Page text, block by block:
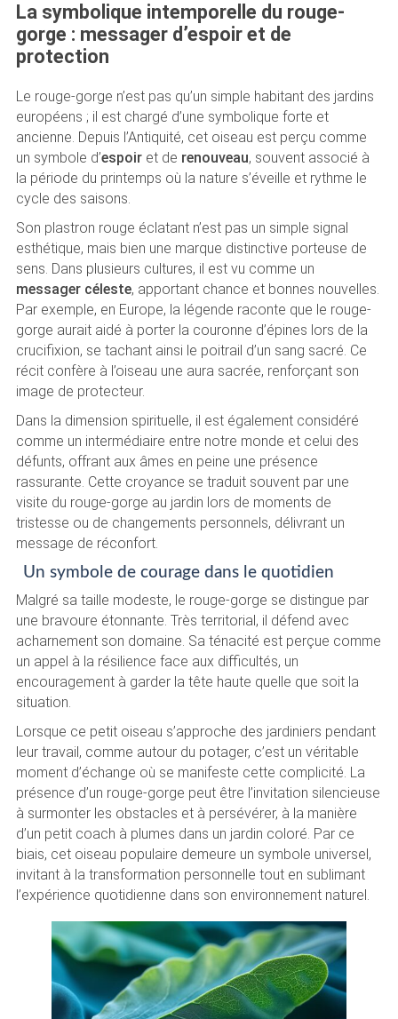
La symbolique intemporelle du rouge-
gorge : messager d’espoir et de
protection
Le rouge-gorge n’est pas qu’un simple habitant des jardins
européens ; il est chargé d’une symbolique forte et
ancienne. Depuis l’Antiquité, cet oiseau est perçu comme
un symbole d’espoiret de renouveau, souvent associé à
la période du printemps où la nature s’éveille et rythme le
cycle des saisons.
Son plastron rouge éclatant n’est pas un simple signal
esthétique, mais bien une marque distinctive porteuse de
sens. Dans plusieurs cultures, il est vu comme un
messager céleste, apportant chance et bonnes nouvelles.
Par exemple, en Europe, la légende raconte que le rouge-
gorge aurait aidé à porter la couronne d’épines lors de la
crucifixion, se tachant ainsi le poitrail d’un sang sacré. Ce
récit confère à l’oiseau une aura sacrée, renforçant son
image de protecteur.
Dans la dimension spirituelle, il est également considéré
comme un intermédiaire entre notre monde et celui des
défunts, offrant aux âmes en peine une présence
rassurante. Cette croyance se traduit souvent par une
visite du rouge-gorge au jardin lors de moments de
tristesse ou de changements personnels, délivrant un
message de réconfort.
Un symbole de courage dans le quotidien
Malgré sa taille modeste, le rouge-gorge se distingue par
une bravoure étonnante. Très territorial, il défend avec
acharnement son domaine. Sa ténacité est perçue comme
un appel à la résilience face aux difficultés, un
encouragement à garder la tête haute quelle que soit la
situation.
Lorsque ce petit oiseau s’approche des jardiniers pendant
leur travail, comme autour du potager, c’est un véritable
moment d’échange où se manifeste cette complicité. La
présence d’un rouge-gorge peut être l’invitation silencieuse
à surmonter les obstacles et à persévérer, à la manière
d’un petit coach à plumes dans un jardin coloré. Par ce
biais, cet oiseau populaire demeure un symbole universel,
invitant à la transformation personnelle tout en sublimant
l’expérience quotidienne dans son environnement naturel.